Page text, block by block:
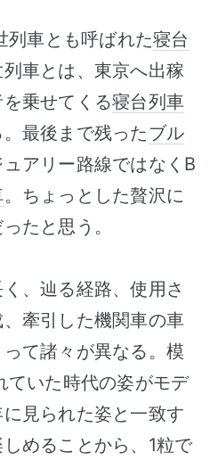
列車とも呼ばれた寝台
車とは、東京へ出稼
乗せてくる寝台列車
最後まで残ったブル
アリー路線ではなくB
。ちょっとした贅沢に
たと思う。
、辿る経路、使用さ
牽引した機関車の車
て諸々が異なる。模
いた時代の姿がモデ
見られた姿と一致す
めることから、1粒で